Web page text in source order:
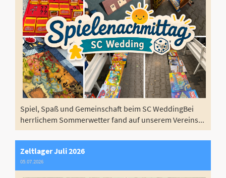
Spiel, Spaß und Gemeinschaft beim SC WeddingBei
herrlichem Sommerwetter fand auf unserem Vereins...
Zeltlager Juli 2026
05.07.2026